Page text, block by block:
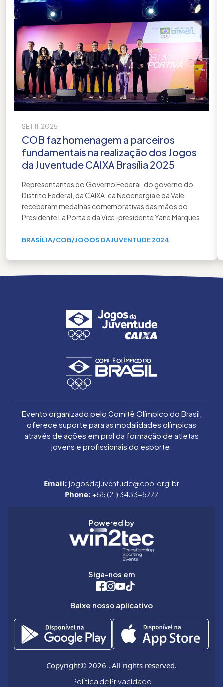
SET 11, 2025
COB faz homenagem a parceiros
fundamentais na realização dos Jogos
da Juventude CAIXA Brasília 2025
Representantes do Governo Federal, do governo do
Distrito Federal, da CAIXA, da Neoenergia e da Vale
receberam medalhas comemorativas das mãos do
Presidente La Porta e da Vice-presidente Yane Marques
BRASÍLIA/COB/JOGOS DA JUVENTUDE 2024
Evento organizado pelo Comitê Olímpico do Brasil,
oferece suporte para as modalidades olímpicas
através de ações em prol da formação de atletas
jovens e profissionais do esporte.
Email: jogosdajuventude@cob.org.br
Phone: +55 (21) 3433-5777
Powered by
Siga-nos em
Baixe nosso aplicativo
Copyright© 2026 . All rights reserved.
Política de Privacidade